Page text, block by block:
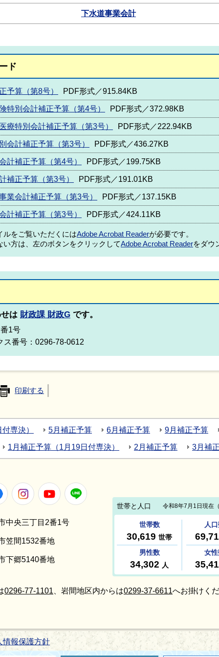
下水道事業会計
ド
予算（第8号） PDF形式／915.84KB
特別会計補正予算（第4号） PDF形式／372.98KB
療特別会計補正予算（第3号） PDF形式／222.94KB
会計補正予算（第3号） PDF形式／436.27KB
計補正予算（第4号） PDF形式／199.75KB
補正予算（第3号） PDF形式／191.01KB
業会計補正予算（第3号） PDF形式／137.15KB
計補正予算（第3号） PDF形式／424.11KB
ルをご覧いただくにはAdobe Acrobat Readerが必要です。
い方は、左のボタンをクリックしてAdobe Acrobat Readerをダウ
は 財政課 財政G です。
1号
番号：0296-78-0612
印刷する
専決） 5月補正予算 6月補正予算 9月補正予算
1月補正予算（1月19日付専決） 2月補正予算 3月補
FacebookInstagramYoutube
中央三丁目2番1号
笠間1532番地
下郷5140番地
0296-77-1101 、岩間地区内からは0299-37-6611へお掛けく
情報保護方針